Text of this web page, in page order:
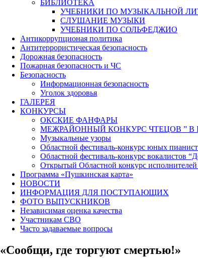
БИБЛИОТЕКА
УЧЕБНИКИ ПО МУЗЫКАЛЬНОЙ
СЛУШАНИЕ МУЗЫКИ
УЧЕБНИКИ ПО СОЛЬФЕДЖИО
Антикоррупционая политика
Антитеррористическая безопасность
Дорожная безопасность
Пожарная безопасность и ЧС
Безопасность
Информационная безопасность
Уголок здоровья
ГАЛЕРЕЯ
КОНКУРСЫ
ОКСКИЕ ФАНФАРЫ
МЕЖРАЙОННЫЙ КОНКУРС ЧТЕЦОВ ” В
Музыкальные узоры
Областной фестиваль-конкурс юных
Областной фестиваль-конкурс вокалистов
Открытый Областной конкурс
Программа «Пушкинская карта»
НОВОСТИ
ИНФОРМАЦИЯ ДЛЯ ПОСТУПАЮЩИХ
ФОТО ВЫПУСКНИКОВ
Независимая оценка качества
Участникам СВО
Часто задаваемые вопросы
«Сообщи, где торгуют смертью!»